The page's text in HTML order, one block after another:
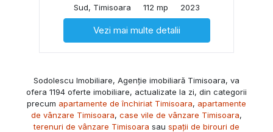
Sud, Timisoara
112 mp 2023
Vezi mai multe detalii
Sodolescu Imobiliare, Agenție imobiliară Timisoara, va
ofera 1194 oferte imobiliare, actualizate la zi, din categorii
precum apartamente de închiriat Timisoara, apartamente
de vânzare Timisoara, case vile de vânzare Timisoara,
terenuri de vânzare Timisoara sau spații de birouri de